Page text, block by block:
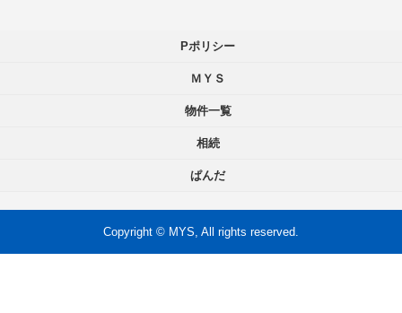
Pポリシー
ＭＹＳ
物件一覧
相続
ぱんだ
Copyright © MYS, All rights reserved.